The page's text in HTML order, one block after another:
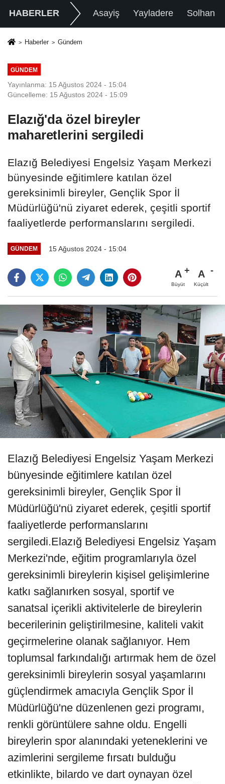
HABERLER Asayiş Yayladere Solhan
Haberler Gündem
GÜNDEM
Yayınlanma: 15 Ağustos 2024 - 15:04
Güncelleme: 15 Ağustos 2024 - 15:09
Elazığ'da özel bireyler
maharetlerini sergiledi
Elazığ Belediyesi Engelsiz Yaşam Merkezi
bünyesinde eğitimlere katılan özel
gereksinimli bireyler, Gençlik Spor İl
Müdürlüğü'nü ziyaret ederek, çeşitli sportif
faaliyetlerde performanslarını sergiledi.
GÜNDEM 15 Ağustos 2024 - 15:04
A
Büyüt
A
Küçült
Elazığ Belediyesi Engelsiz Yaşam Merkezi
bünyesinde eğitimlere katılan özel
gereksinimli bireyler, Gençlik Spor İl
Müdürlüğü'nü ziyaret ederek, çeşitli sportif
faaliyetlerde performanslarını
sergiledi.Elazığ Belediyesi Engelsiz Yaşam
Merkezi'nde, eğitim programlarıyla özel
gereksinimli bireylerin kişisel gelişimlerine
katkı sağlanırken sosyal, sportif ve
sanatsal içerikli aktivitelerle de bireylerin
becerilerinin geliştirilmesine, kaliteli vakit
geçirmelerine olanak sağlanıyor. Hem
toplumsal farkındalığı artırmak hem de özel
gereksinimli bireylerin sosyal yaşamlarını
güçlendirmek amacıyla Gençlik Spor İl
Müdürlüğü'ne düzenlenen gezi programı,
renkli görüntülere sahne oldu. Engelli
bireylerin spor alanındaki yeteneklerini ve
azimlerini sergileme fırsatı bulduğu
etkinlikte, bilardo ve dart oynayan özel